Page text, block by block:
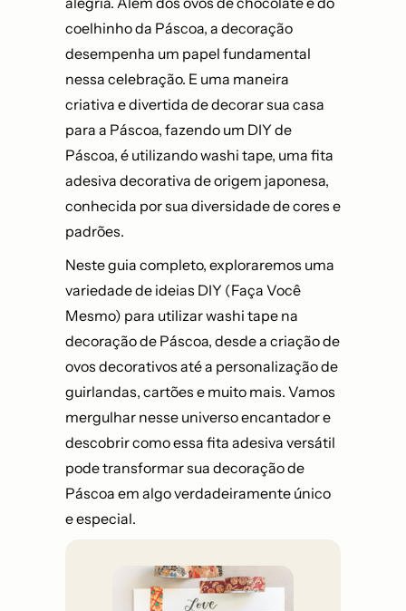
coelhinho da Páscoa, a decoração
desempenha um papel fundamental
nessa celebração. E uma maneira
criativa e divertida de decorar sua casa
para a Páscoa, fazendo um DIY de
Páscoa, é utilizando washi tape, uma fita
adesiva decorativa de origem japonesa,
conhecida por sua diversidade de cores e
padrões.
Neste guia completo, exploraremos uma
variedade de ideias DIY (Faça Você
Mesmo) para utilizar washi tape na
decoração de Páscoa, desde a criação de
ovos decorativos até a personalização de
guirlandas, cartões e muito mais. Vamos
mergulhar nesse universo encantador e
descobrir como essa fita adesiva versátil
pode transformar sua decoração de
Páscoa em algo verdadeiramente único
e especial.